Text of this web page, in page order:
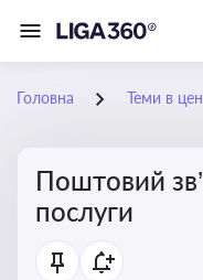
Головна Теми в
Поштовий
послуги